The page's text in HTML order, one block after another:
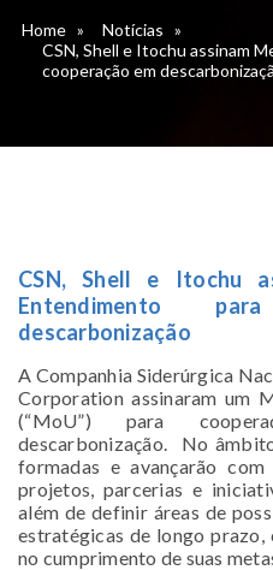
Home » Notícias »
CSN, Shell e Itochu assinam
cooperação em
CSN, Shell e Itochu
Entendimento
descarbonização
A Companhia Siderúrgica
Corporation assinaram um
(“MoU”) para
descarbonização. No
formadas e avançarão
projetos, parcerias e
além de definir áreas de
estratégicas de longo
no cumprimento de suas